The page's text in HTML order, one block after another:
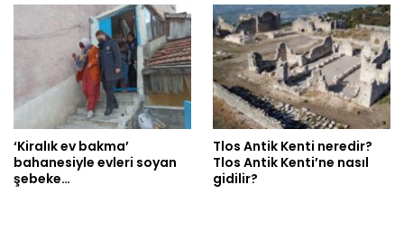
‘Kiralık ev bakma’
bahanesiyle evleri soyan
şebeke…
Tlos Antik Kenti neredir?
Tlos Antik Kenti’ne nasıl
gidilir?